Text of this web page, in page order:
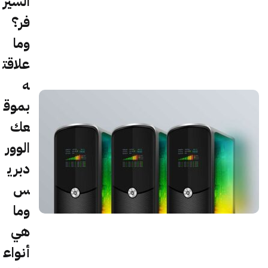
فر؟
وما
علاقت
ه
بموق
عك
الوور
دبري
س
وما
هي
أنواع